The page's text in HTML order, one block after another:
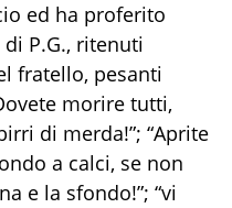
ed ha proferito
P.G., ritenuti
fratello, pesanti
morire tutti,
di merda!”; “Aprite
a calci, se non
e la sfondo!”; “vi